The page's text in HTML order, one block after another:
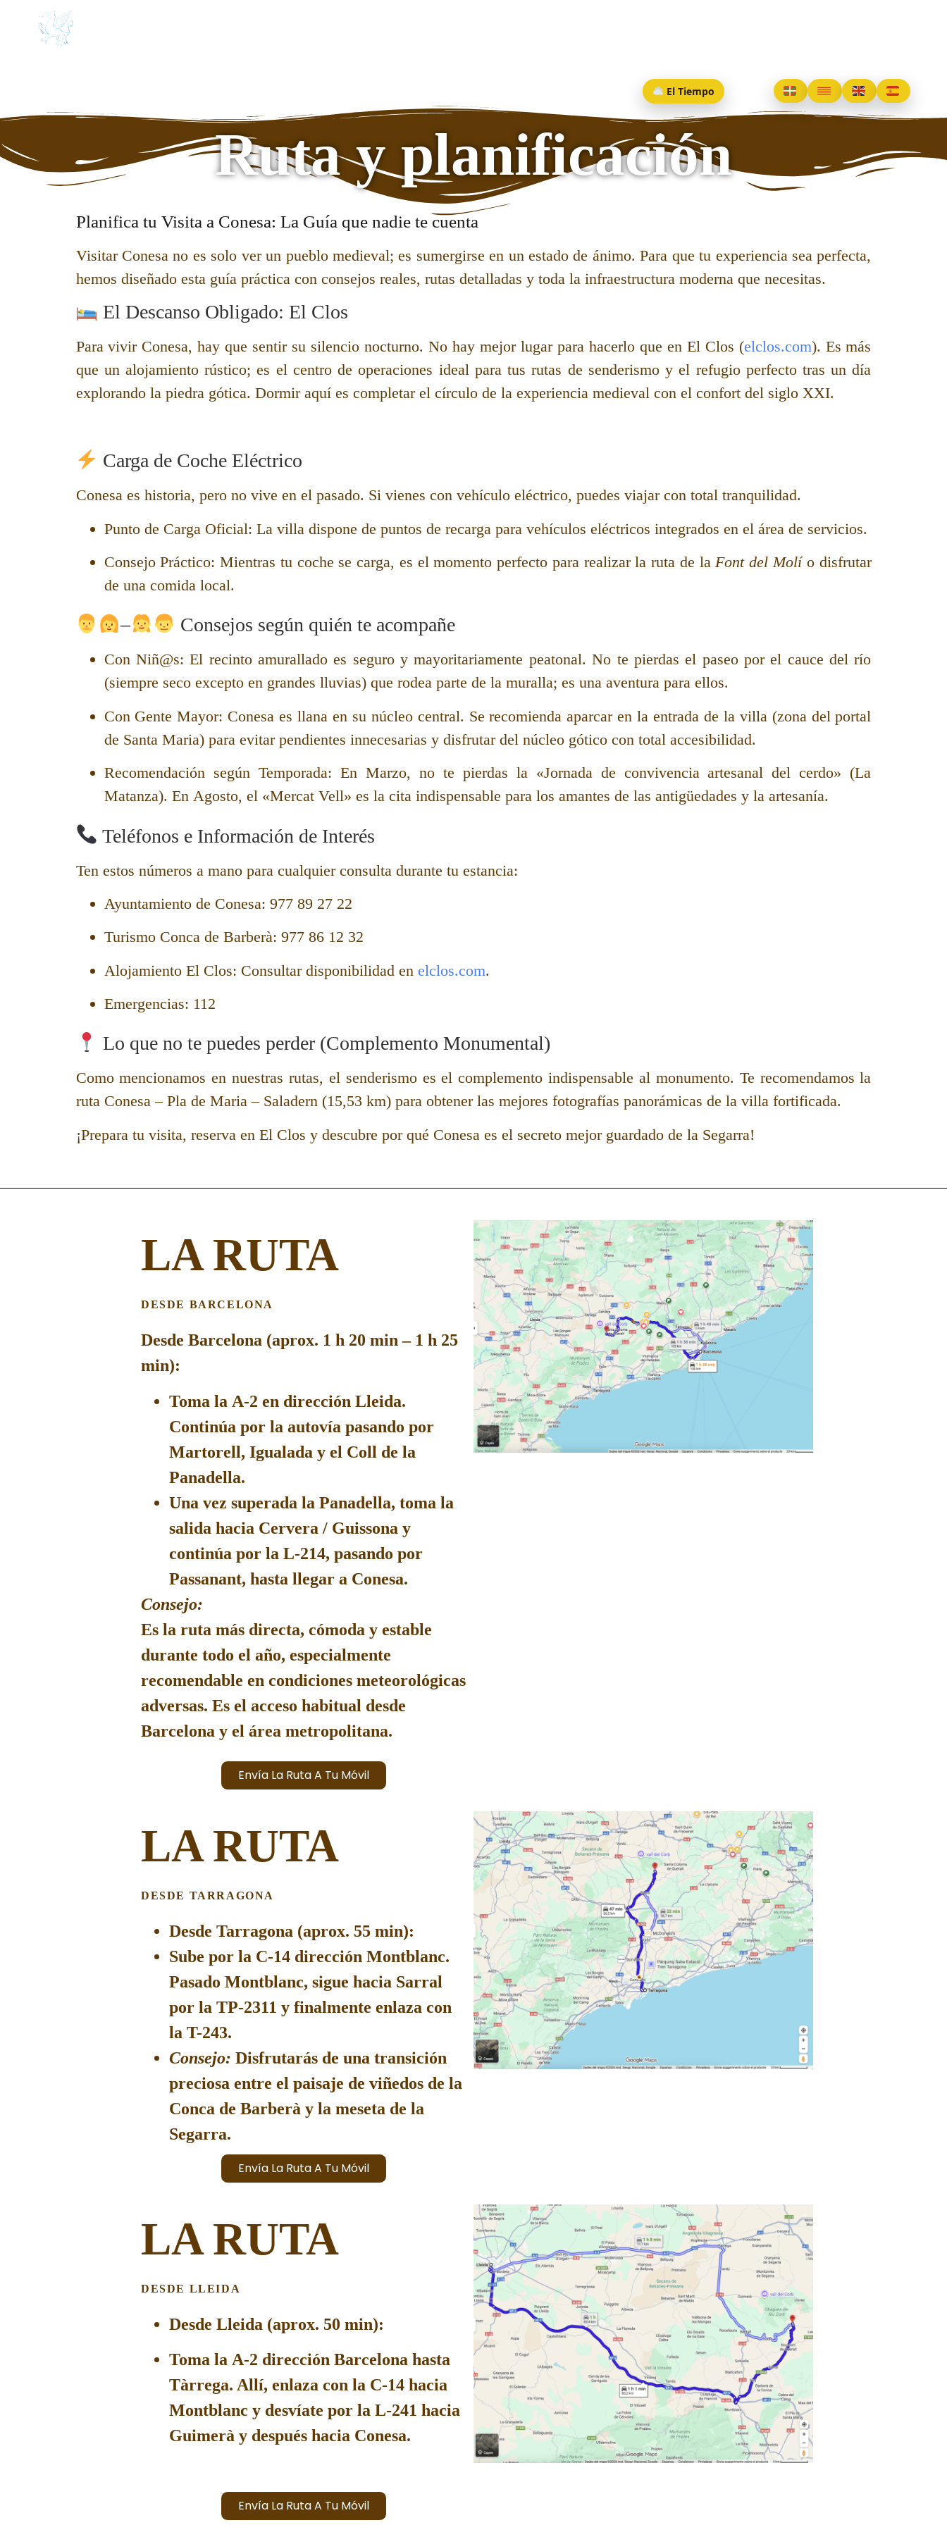
El Tiempo
Ruta y planificación
Planifica tu Visita a Conesa: La Guía que nadie te cuenta
Visitar Conesa no es solo ver un pueblo medieval; es sumergirse en un estado de ánimo. Para que tu experiencia sea perfecta,
hemos diseñado esta guía práctica con consejos reales, rutas detalladas y toda la infraestructura moderna que necesitas.
El Descanso Obligado: El Clos
Para vivir Conesa, hay que sentir su silencio nocturno. No hay mejor lugar para hacerlo que en El Clos (elclos.com). Es más
que un alojamiento rústico; es el centro de operaciones ideal para tus rutas de senderismo y el refugio perfecto tras un día
explorando la piedra gótica. Dormir aquí es completar el círculo de la experiencia medieval con el confort del siglo XXI.
Carga de Coche Eléctrico
Conesa es historia, pero no vive en el pasado. Si vienes con vehículo eléctrico, puedes viajar con total tranquilidad.
Punto de Carga Oficial: La villa dispone de puntos de recarga para vehículos eléctricos integrados en el área de servicios.
Consejo Práctico: Mientras tu coche se carga, es el momento perfecto para realizar la ruta de la Font del Molío disfrutar
de una comida local.
– Consejos según quién te acompañe
Con Niñ@s: El recinto amurallado es seguro y mayoritariamente peatonal. No te pierdas el paseo por el cauce del río
(siempre seco excepto en grandes lluvias) que rodea parte de la muralla; es una aventura para ellos.
Con Gente Mayor: Conesa es llana en su núcleo central. Se recomienda aparcar en la entrada de la villa (zona del portal
de Santa Maria) para evitar pendientes innecesarias y disfrutar del núcleo gótico con total accesibilidad.
Recomendación según Temporada: En Marzo, no te pierdas la «Jornada de convivencia artesanal del cerdo» (La
Matanza). En Agosto, el «Mercat Vell» es la cita indispensable para los amantes de las antigüedades y la artesanía.
Teléfonos e Información de Interés
Ten estos números a mano para cualquier consulta durante tu estancia:
Ayuntamiento de Conesa: 977 89 27 22
Turismo Conca de Barberà: 977 86 12 32
Alojamiento El Clos: Consultar disponibilidad en elclos.com.
Emergencias: 112
Lo que no te puedes perder (Complemento Monumental)
Como mencionamos en nuestras rutas, el senderismo es elcomplemento indispensable al monumento. Te recomendamos la
ruta Conesa – Pla de Maria – Saladern (15,53 km)para obtener las mejores fotografías panorámicas de la villa fortificada.
¡Prepara tu visita, reserva en El Clos y descubre por qué Conesa es el secreto mejor guardado de la Segarra!
LA RUTA
DESDE BARCELONA
Desde Barcelona (aprox. 1 h 20 min – 1 h 25
min):
Toma la A-2 en dirección Lleida.
Continúa por la autovía pasando por
Martorell, Igualada y el Coll de la
Panadella.
Una vez superada la Panadella, toma la
salida hacia Cervera / Guissona y
continúa por la L-214, pasando por
Passanant, hasta llegar a Conesa.
Consejo:
Es la ruta más directa, cómoda y estable
durante todo el año, especialmente
recomendable en condiciones meteorológicas
adversas. Es el acceso habitual desde
Barcelona y el área metropolitana.
Envía La Ruta A Tu Móvil
LA RUTA
DESDE TARRAGONA
Desde Tarragona (aprox. 55 min):
Sube por la C-14 dirección Montblanc.
Pasado Montblanc, sigue hacia Sarral
por la TP-2311 y finalmente enlaza con
la T-243.
Consejo: Disfrutarás de una transición
preciosa entre el paisaje de viñedos de la
Conca de Barberà y la meseta de la
Segarra.
Envía La Ruta A Tu Móvil
LA RUTA
DESDE LLEIDA
Desde Lleida (aprox. 50 min):
Toma la A-2 dirección Barcelona hasta
Tàrrega. Allí, enlaza con la C-14 hacia
Montblanc y desvíate por la L-241 hacia
Guimerà y después hacia Conesa.
Envía La Ruta A Tu Móvil